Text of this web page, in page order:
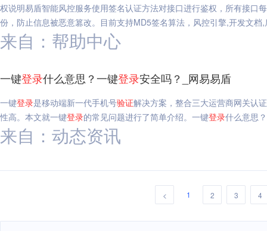
权说明易盾智能风控服务使用签名认证方法对接口进行鉴权，所有接口
份，防止信息被恶意篡改。目前支持MD5签名算法，风控引擎,开发文
来自：帮助中心
一键登录什么意思？一键登录安全吗？_网易易盾
一键登录是移动端新一代手机号验证解决方案，整合三大运营商网关认
性高。本文就一键登录的常见问题进行了简单介绍。一键登录什么意思
来自：动态资讯
< 1 2 3 4